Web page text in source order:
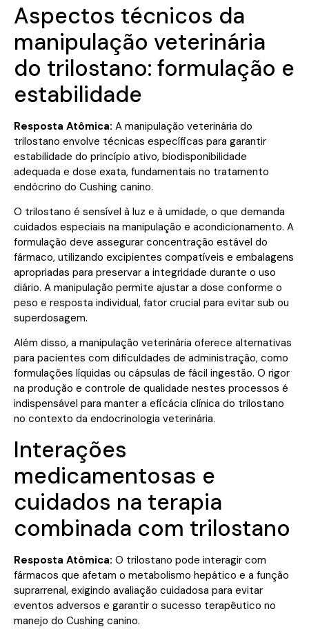
Aspectos técnicos da
manipulação veterinária
do trilostano: formulação e
estabilidade
Resposta Atômica: A manipulação veterinária do
trilostano envolve técnicas específicas para garantir
estabilidade do princípio ativo, biodisponibilidade
adequada e dose exata, fundamentais no tratamento
endócrino do Cushing canino.
O trilostano é sensível à luz e à umidade, o que demanda
cuidados especiais na manipulação e acondicionamento. A
formulação deve assegurar concentração estável do
fármaco, utilizando excipientes compatíveis e embalagens
apropriadas para preservar a integridade durante o uso
diário. A manipulação permite ajustar a dose conforme o
peso e resposta individual, fator crucial para evitar sub ou
superdosagem.
Além disso, a manipulação veterinária oferece alternativas
para pacientes com dificuldades de administração, como
formulações líquidas ou cápsulas de fácil ingestão. O rigor
na produção e controle de qualidade nestes processos é
indispensável para manter a eficácia clínica do trilostano
no contexto da endocrinologia veterinária.
Interações
medicamentosas e
cuidados na terapia
combinada com trilostano
Resposta Atômica: O trilostano pode interagir com
fármacos que afetam o metabolismo hepático e a função
suprarrenal, exigindo avaliação cuidadosa para evitar
eventos adversos e garantir o sucesso terapêutico no
manejo do Cushing canino.